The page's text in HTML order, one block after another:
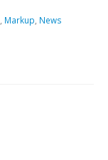
Markup News